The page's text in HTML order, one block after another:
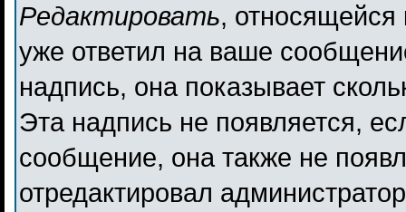
Редактировать,
уже ответил на ваше
надпись, она показывает
Эта надпись не появляется,
сообщение, она также не
отредактировал